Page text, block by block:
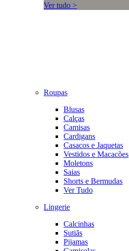
Ver tudo >
Roupas
Blusas
Calças
Camisas
Cardigans
Casacos e Jaquetas
Vestidos e Macacões
Moletons
Saias
Shorts e Bermudas
Ver Tudo
Lingerie
Calcinhas
Sutiãs
Pijamas